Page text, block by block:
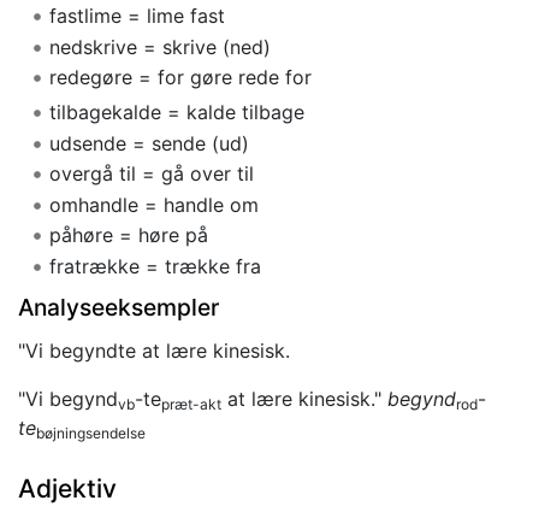
fastlime = lime fast
nedskrive = skrive (ned)
redegøre = for gøre rede for
tilbagekalde = kalde tilbage
udsende = sende (ud)
overgå til = gå over til
omhandle = handle om
påhøre = høre på
fratrække = trække fra
Analyseeksempler
"Vi begyndte at lære kinesisk.
"Vi begyndvb-tepræt-akt at lære kinesisk." begyndrod-
tebøjningsendelse
Adjektiv